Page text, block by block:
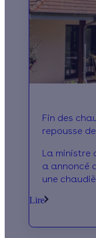
Fin des
repousse
La ministre
a annoncé
une
janvier
Lire